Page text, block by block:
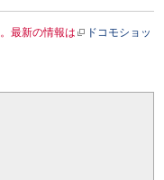
最新の情報は
ドコモショッ